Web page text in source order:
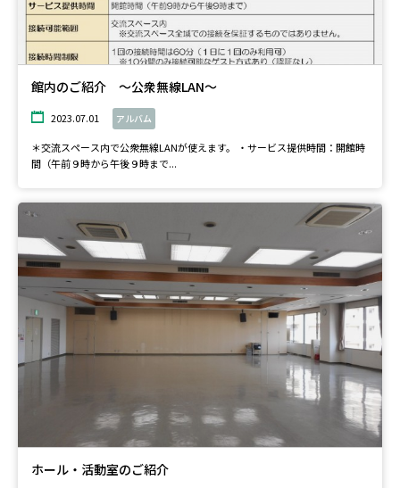
館内のご紹介 ～公衆無線LAN～
2023.07.01 アルバム
＊交流スペース内で公衆無線LANが使えます。 ・サービス提供時間：開館時
間（午前９時から午後９時まで...
ホール・活動室のご紹介